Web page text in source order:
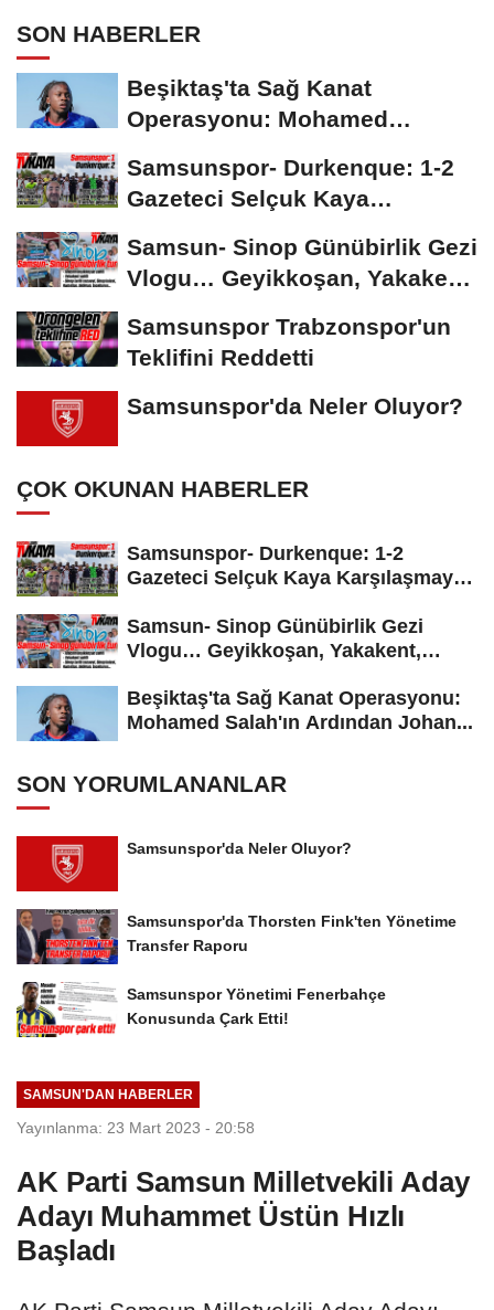
SON HABERLER
Beşiktaş'ta Sağ Kanat
Operasyonu: Mohamed
Samsunspor- Durkenque: 1-2
Gazeteci Selçuk Kaya
Samsun- Sinop Günübirlik Gezi
Vlogu… Geyikkoşan, Yakakent,
Samsunspor Trabzonspor'un
Teklifini Reddetti
Samsunspor'da Neler Oluyor?
ÇOK OKUNAN HABERLER
Samsunspor- Durkenque: 1-2
Gazeteci Selçuk Kaya Karşılaşmayı
Samsun- Sinop Günübirlik Gezi
Vlogu… Geyikkoşan, Yakakent,
Beşiktaş'ta Sağ Kanat Operasyonu:
Mohamed Salah'ın Ardından Johan...
SON YORUMLANANLAR
Samsunspor'da Neler Oluyor?
Samsunspor'da Thorsten Fink'ten Yönetime
Transfer Raporu
Samsunspor Yönetimi Fenerbahçe
Konusunda Çark Etti!
SAMSUN'DAN HABERLER
Yayınlanma: 23 Mart 2023 - 20:58
AK Parti Samsun Milletvekili Aday
Adayı Muhammet Üstün Hızlı
Başladı